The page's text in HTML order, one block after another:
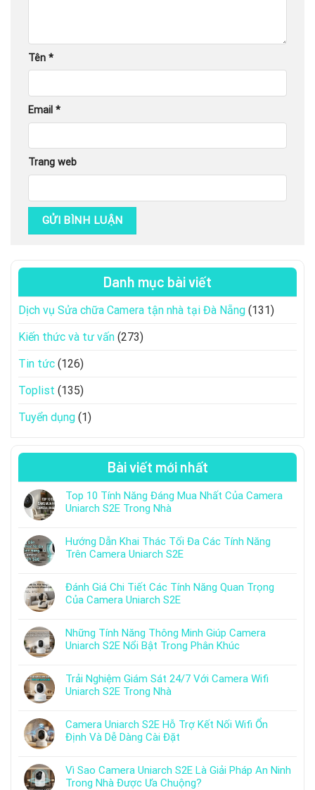
Tên *
Email *
Trang web
Danh mục bài viết
Dịch vụ Sửa chữa Camera tận nhà tại Đà Nẵng (131)
Kiến thức và tư vấn (273)
Tin tức (126)
Toplist (135)
Tuyển dụng (1)
Bài viết mới nhất
Top 10 Tính Năng Đáng Mua Nhất Của Camera
Uniarch S2E Trong Nhà
Hướng Dẫn Khai Thác Tối Đa Các Tính Năng
Trên Camera Uniarch S2E
Đánh Giá Chi Tiết Các Tính Năng Quan Trọng
Của Camera Uniarch S2E
Những Tính Năng Thông Minh Giúp Camera
Uniarch S2E Nổi Bật Trong Phân Khúc
Trải Nghiệm Giám Sát 24/7 Với Camera Wifi
Uniarch S2E Trong Nhà
Camera Uniarch S2E Hỗ Trợ Kết Nối Wifi Ổn
Định Và Dễ Dàng Cài Đặt
Vì Sao Camera Uniarch S2E Là Giải Pháp An Ninh
Trong Nhà Được Ưa Chuộng?